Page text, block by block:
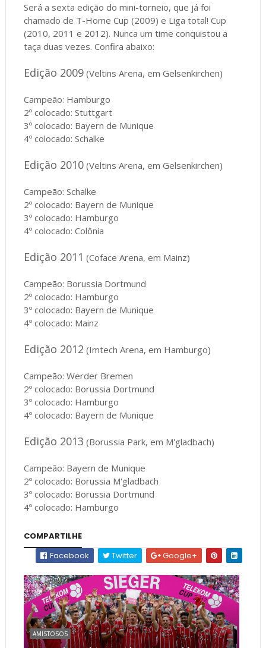
Será a sexta edição do mini-torneio, que já foi
chamado de T-Home Cup (2009) e Liga total! Cup
(2010, 2011 e 2012). Nunca um time conquistou a
taça duas vezes. Confira abaixo:
Edição 2009(Veltins Arena, em Gelsenkirchen)
Campeão: Hamburgo
2º colocado: Stuttgart
3º colocado: Bayern de Munique
4º colocado: Schalke
Edição 2010(Veltins Arena, em Gelsenkirchen)
Campeão: Schalke
2º colocado: Bayern de Munique
3º colocado: Hamburgo
4º colocado: Colônia
Edição 2011 (Coface Arena, em Mainz)
Campeão: Borussia Dortmund
2º colocado: Hamburgo
3º colocado: Bayern de Munique
4º colocado: Mainz
Edição 2012 (Imtech Arena, em Hamburgo)
Campeão: Werder Bremen
2º colocado: Borussia Dortmund
3º colocado: Hamburgo
4º colocado: Bayern de Munique
Edição 2013 (Borussia Park, em M'gladbach)
Campeão: Bayern de Munique
2º colocado: Borussia M'gladbach
3º colocado: Borussia Dortmund
4º colocado: Hamburgo
COMPARTILHE
Facebook
Twitter Google+
AMISTOSOS